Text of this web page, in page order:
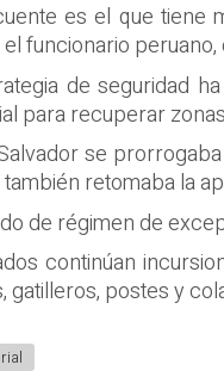
es el que
funcionario
de seguridad
para recuperar
se
también retomaba la
de régimen de
continúan
gatilleros, postes y